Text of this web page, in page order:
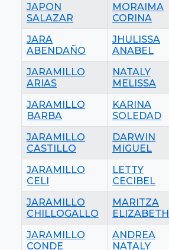
JAPON
SALAZAR
MORAIMA
CORINA
JARA
ABENDAÑO
JHULISSA
ANABEL
JARAMILLO
ARIAS
NATALY
MELISSA
JARAMILLO
BARBA
KARINA
SOLEDAD
JARAMILLO
CASTILLO
DARWIN
MIGUEL
JARAMILLO
CELI
LETTY
CECIBEL
JARAMILLO
CHILLOGALLO
MARITZA
ELIZABETH
JARAMILLO
CONDE
ANDREA
NATALY